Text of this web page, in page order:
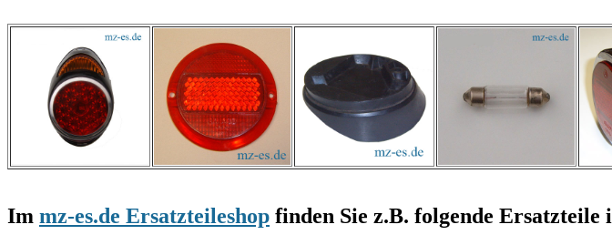
Im mz-es.de Ersatzteileshop finden Sie z.B. folgende